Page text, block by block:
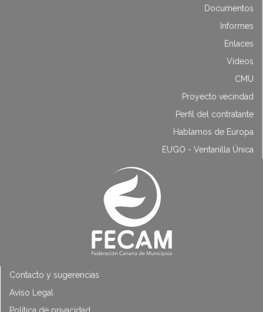
Documentos
Informes
Enlaces
Vídeos
CMU
Proyecto vecindad
Perfil del contratante
Hablamos de Europa
EUGO - Ventanilla Única
Contacto y sugerencias
Aviso Legal